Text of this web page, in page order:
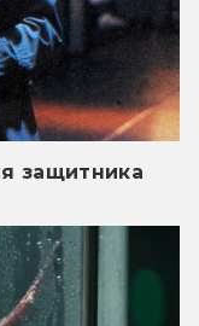
защитника